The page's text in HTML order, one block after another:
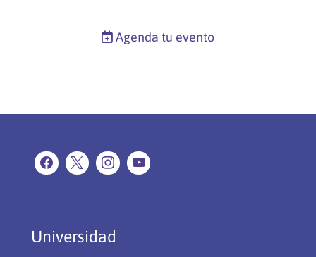
Agenda tu evento
Universidad